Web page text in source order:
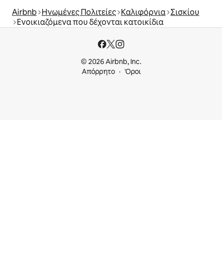
Airbnb Ηνωμένες Πολιτείες Καλιφόρνια Σισκίου
Ενοικιαζόμενα που δέχονται κατοικίδια
© 2026 Airbnb, Inc.
Απόρρητο
Όροι